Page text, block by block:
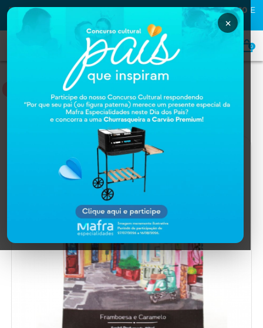
PRIMEIRA COMPRA NA MAFRA? USE O CUPOMMAFRA10 E
GANHE
0
PROD. PARA SAÚDE
Home PROD. PARA SAÚDE
×